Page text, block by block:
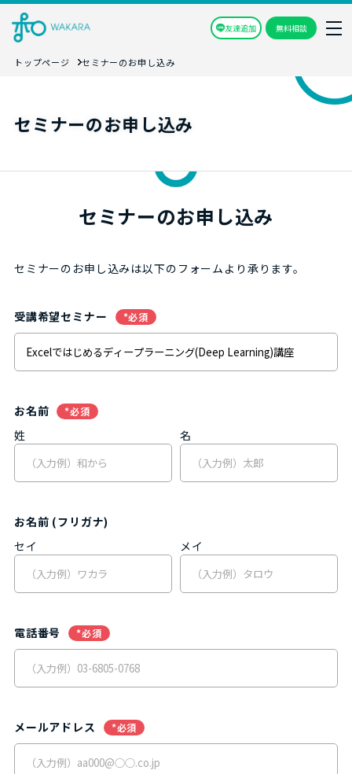
友達追加 無料相談
トップページ セミナーのお申し込み
セミナーのお申し込み
セミナーのお申し込み
セミナーのお申し込みは以下のフォームより承ります。
受講希望セミナー *必須
お名前 *必須
姓 名
お名前 (フリガナ)
セイ
メイ
電話番号 *必須
メールアドレス *必須